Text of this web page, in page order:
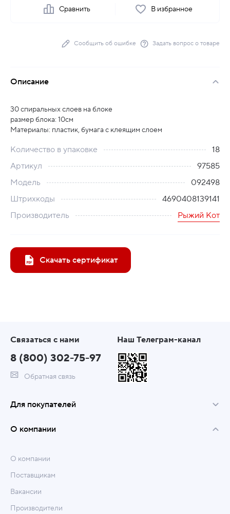
Сравнить В избранное
Сообщить об ошибке Задать вопрос о товаре
Описание
30 спиральных слоев на блоке
размер блока: 10см
Материалы: пластик, бумага с клеящим слоем
Количество в упаковке
18
Артикул
97585
Модель
092498
Штрихкоды
4690408139141
Производитель
Рыжий Кот
Скачать сертификат
Связаться с нами
8 (800) 302-75-97
Обратная связь
Наш Телеграм-канал
Для покупателей
О компании
О компании
Поставщикам
Вакансии
Производители